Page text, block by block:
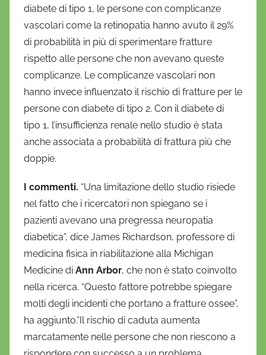
diabete di tipo 1, le persone con complicanze
vascolari come la retinopatia hanno avuto il 29%
di probabilità in più di sperimentare fratture
rispetto alle persone che non avevano queste
complicanze. Le complicanze vascolari non
hanno invece influenzato il rischio di fratture per le
persone con diabete di tipo 2. Con il diabete di
tipo 1, l’insufficienza renale nello studio è stata
anche associata a probabilità di frattura più che
doppie.
I commenti. “Una limitazione dello studio risiede
nel fatto che i ricercatori non spiegano se i
pazienti avevano una pregressa neuropatia
diabetica”, dice James Richardson, professore di
medicina fisica in riabilitazione alla Michigan
Medicine di Ann Arbor, che non è stato coinvolto
nella ricerca. “Questo fattore potrebbe spiegare
molti degli incidenti che portano a fratture ossee”,
ha aggiunto.”Il rischio di caduta aumenta
marcatamente nelle persone che non riescono a